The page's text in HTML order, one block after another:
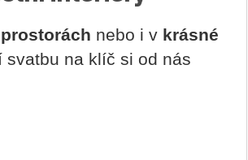
nebo i v krásné
svatbu na klíč si od nás